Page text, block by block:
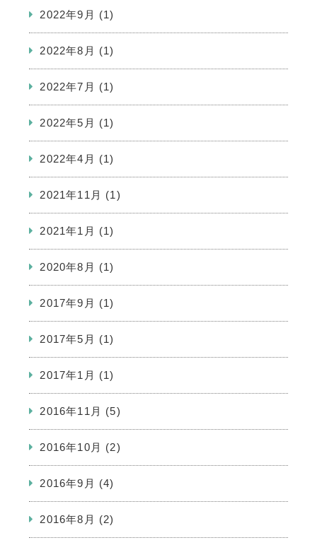
2022年9月 (1)
2022年8月 (1)
2022年7月 (1)
2022年5月 (1)
2022年4月 (1)
2021年11月 (1)
2021年1月 (1)
2020年8月 (1)
2017年9月 (1)
2017年5月 (1)
2017年1月 (1)
2016年11月 (5)
2016年10月 (2)
2016年9月 (4)
2016年8月 (2)